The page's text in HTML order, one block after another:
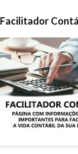
Facilitador